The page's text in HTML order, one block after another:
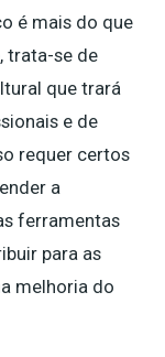
é mais do que
trata-se de
que trará
e de
requer certos
a
ferramentas
para as
melhoria do